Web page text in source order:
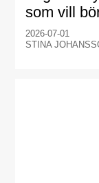
som vill
2026-07-01
STINA